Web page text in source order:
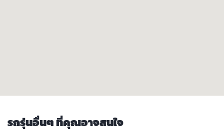
รถรุ่นอื่นๆ ที่คุณอาจสนใจ